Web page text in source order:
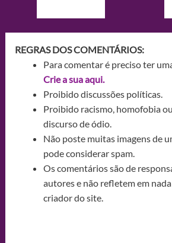
REGRAS DOS COMENTÁRIOS:
Para comentar é preciso ter
Crie a sua aqui.
Proibido discussões políticas.
Proibido racismo, homofobia
discurso de ódio.
Não poste muitas imagens de
pode considerar spam.
Os comentários são de
autores e não refletem em
criador do site.